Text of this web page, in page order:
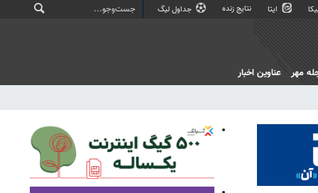
ایتا نتایج زنده جداول لیگ
مهر عناوین اخبار